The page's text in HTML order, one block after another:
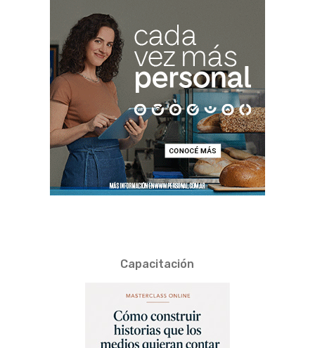
Capacitación